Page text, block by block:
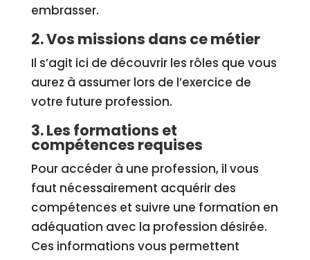
embrasser.
2. Vos missions dans ce métier
Il s’agit ici de découvrir les rôles que vous
aurez à assumer lors de l’exercice de
votre future profession.
3. Les formations et
compétences requises
Pour accéder à une profession, il vous
faut nécessairement acquérir des
compétences et suivre une formation en
adéquation avec la profession désirée.
Ces informations vous permettent